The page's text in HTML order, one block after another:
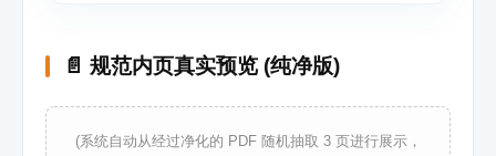
📄 规范内页真实预览 (纯净版)
(系统自动从经过净化的 PDF 随机抽取 3 页进行展示，